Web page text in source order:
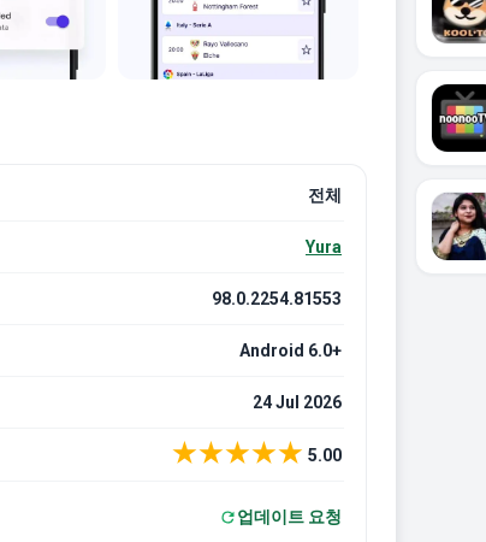
전체
Yura
98.0.2254.81553
Android 6.0+
24 Jul 2026
★★★★★ 5.00
업데이트 요청